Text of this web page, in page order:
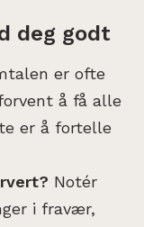
deg godt
er ofte
å få alle
er å fortelle
Notér
i fravær,